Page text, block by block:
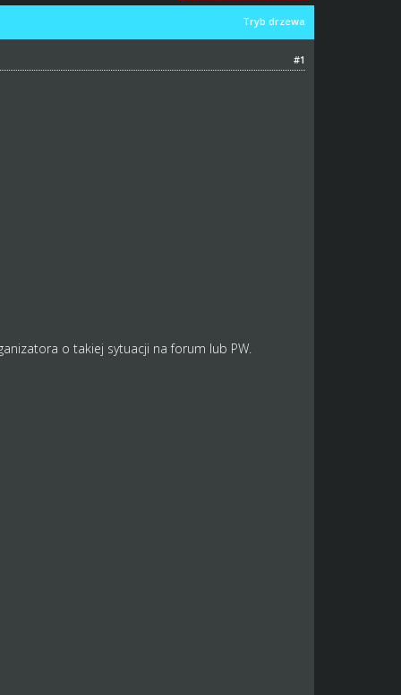
Tryb drzewa
#1
o takiej sytuacji na forum lub PW.